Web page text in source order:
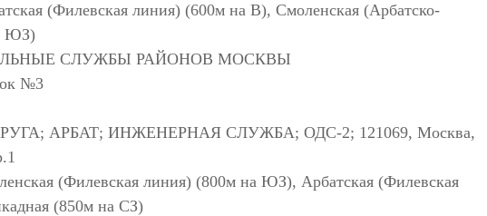
(Филевская линия) (600м на В), Смоленская (Арбатско-
ЮЗ)
СЛУЖБЫ РАЙОНОВ МОСКВЫ
№3
АРБАТ; ИНЖЕНЕРНАЯ СЛУЖБА; ОДС-2; 121069, Москва,
(Филевская линия) (800м на ЮЗ), Арбатская (Филевская
(850м на СЗ)